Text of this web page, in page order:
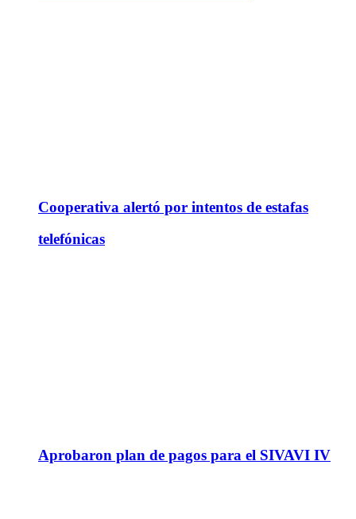
Cooperativa alertó por intentos de estafas
telefónicas
Aprobaron plan de pagos para el SIVAVI IV